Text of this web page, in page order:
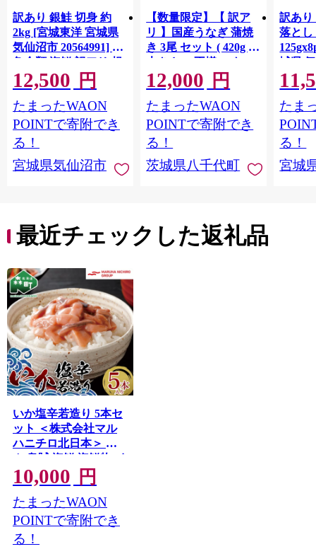
訳あり 銀鮭 切身 約
2kg [宮城東洋 宮城県
気仙沼市 20564991] 鮭
魚介類 海鮮 訳アリ 規
格外 不揃い さけ サケ
鮭切身 シャケ 切り身
冷凍 家庭用 おかず 弁
当 支援 サーモン 銀鮭
切り身 魚 わけあり
12,500 円
たまったWAON
POINTで寄附でき
る！
宮城県気仙沼市
【数量限定】【 訳ア
リ 】国産うなぎ 蒲焼
き 3尾 セット ( 420g )
大きさ の不揃い タ
レ・山椒付き ウナギ
鰻 ふぞろい 不揃い う
な重 ひつまぶし 人気
茨城 八千代町 ふるさ
と納税 冷凍 [SF951ya]
12,000 円
たまったWAON
POINTで寄附でき
る！
茨城県八千代町
訳あり
落とし
城県
お刺し
生 生
鮭 銀
介
たま
る！
宮城
最近チェックした返礼品
いか塩辛若造り 5本セ
ット ＜株式会社マル
ハニチロ北日本＞ イ
カ 烏賊 海鮮 海鮮物 イ
カ塩辛 酒のあて ごは
んのお供 おかず 簡単
調理 一人暮らし 北海
道 森町 ふるさと納税
mr1-0464
10,000 円
たまったWAON
POINTで寄附でき
る！